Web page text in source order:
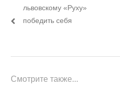
записям
пост:
львовскому «Руху»
победить себя
Смотрите также...